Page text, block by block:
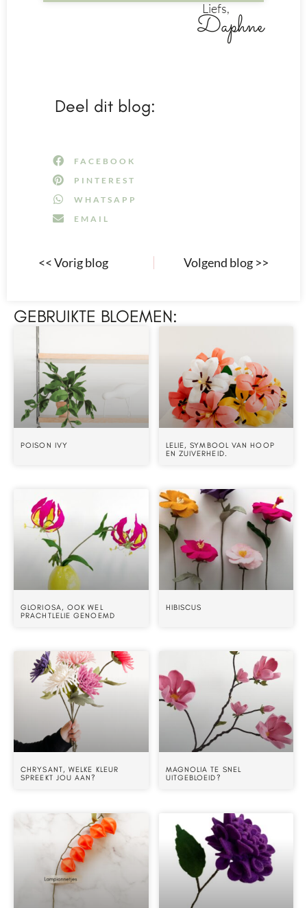
Liefs,
Daphne
Deel dit blog:
FACEBOOK
PINTEREST
WHATSAPP
EMAIL
<< Vorig blog Volgend blog >>
GEBRUIKTE BLOEMEN:
POISON IVY
LELIE, SYMBOOL VAN HOOP
EN ZUIVERHEID.
GLORIOSA, OOK WEL
PRACHTLELIE GENOEMD
HIBISCUS
CHRYSANT, WELKE KLEUR
SPREEKT JOU AAN?
MAGNOLIA TE SNEL
UITGEBLOEID?